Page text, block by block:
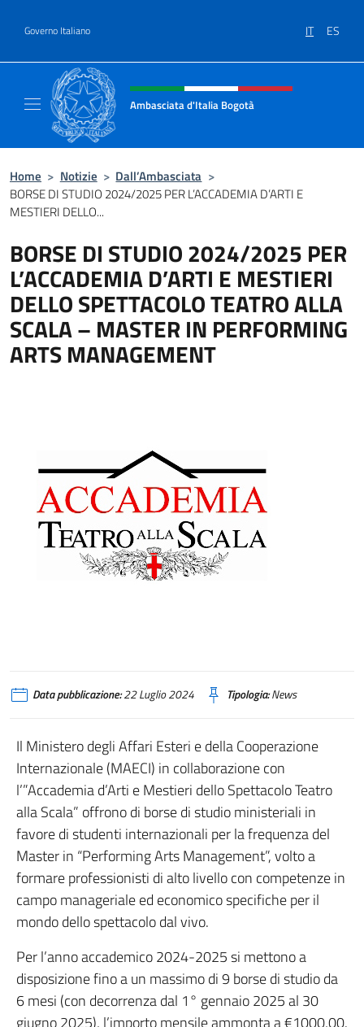
Governo Italiano IT ES
Intestazione sito, social e menù
Ambasciata d'Italia Bogotà
Home > Notizie > Dall’Ambasciata >
BORSE DI STUDIO 2024/2025 PER L’ACCADEMIA D’ARTI E
MESTIERI DELLO...
BORSE DI STUDIO 2024/2025 PER
L’ACCADEMIA D’ARTI E MESTIERI
DELLO SPETTACOLO TEATRO ALLA
SCALA – MASTER IN PERFORMING
ARTS MANAGEMENT
Data pubblicazione:22 Luglio 2024 Tipologia:News
Il Ministero degli Affari Esteri e della Cooperazione
Internazionale (MAECI) in collaborazione con
l’”Accademia d’Arti e Mestieri dello Spettacolo Teatro
alla Scala” offrono di borse di studio ministeriali in
favore di studenti internazionali per la frequenza del
Master in “Performing Arts Management”, volto a
formare professionisti di alto livello con competenze in
campo manageriale ed economico specifiche per il
mondo dello spettacolo dal vivo.
Per l’anno accademico 2024-2025 si mettono a
disposizione fino a un massimo di 9 borse di studio da
6 mesi (con decorrenza dal 1° gennaio 2025 al 30
giugno 2025), l’importo mensile ammonta a €1000,00.